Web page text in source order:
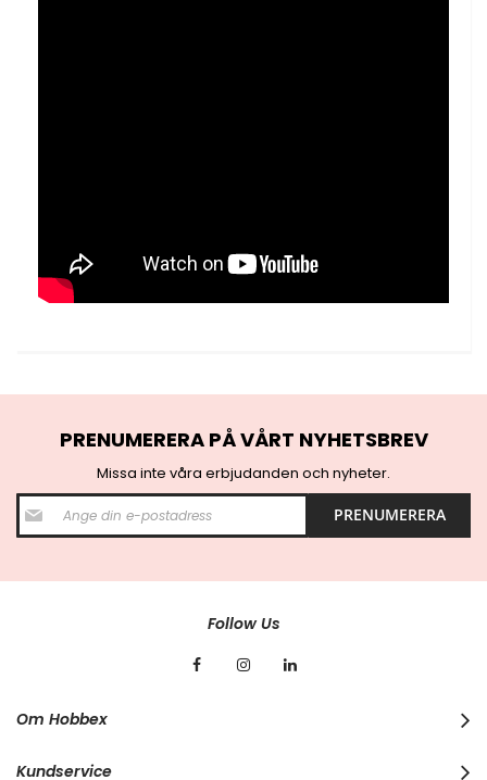
PRENUMERERA PÅ VÅRT NYHETSBREV
Missa inte våra erbjudanden och nyheter.
S
i
g
PRENUMERERA
Follow Us
Om Hobbex
Kundservice